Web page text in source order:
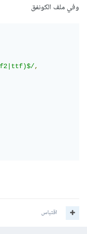
وفي ملف الكونفق
,
اقتباس